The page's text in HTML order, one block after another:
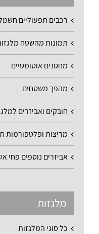
רכבים תפעוליים
תמונות מהשטח
מחסנים אוטומטיים
מהפך משטחים
חובקים ואביזרים
מריצות ופלטפורמות
אביזרים נוספים פחי
מלגזות
כל סוגי המלגזות